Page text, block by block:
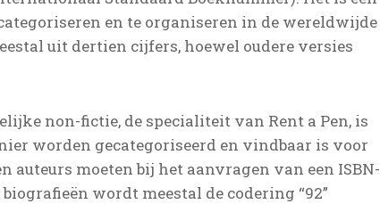
en te organiseren in de wereldwijde
uit dertien cijfers, hoewel oudere versies
non-fictie, de specialiteit van Rent a Pen, is
worden gecategoriseerd en vindbaar is voor
auteurs moeten bij het aanvragen van een ISBN-
wordt meestal de codering “92”